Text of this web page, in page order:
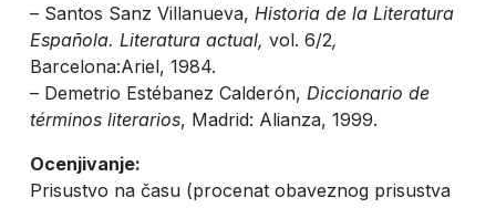
– Santos Sanz Villanueva, Historia de la Literatura
Española. Literatura actual, vol. 6/2,
Barcelona:Ariel, 1984.
– Demetrio Estébanez Calderón, Diccionario de
términos literarios, Madrid: Alianza, 1999.
Ocenjivanje:
Prisustvo na času (procenat obaveznog prisustva